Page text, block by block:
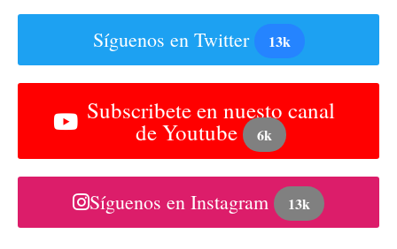
Síguenos en Twitter 13k
Subscribete en nuesto canal
de Youtube 6k
Síguenos en Instagram 13k